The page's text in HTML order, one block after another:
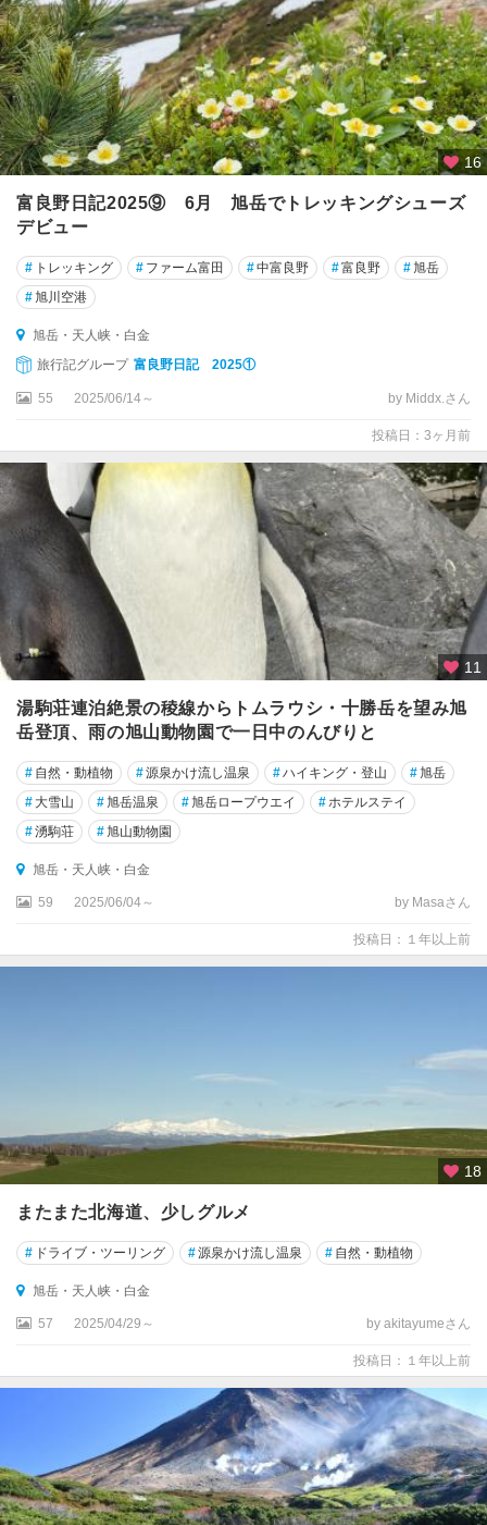
16
富良野日記2025⑨ 6月 旭岳でトレッキングシューズ
デビュー
# トレッキング # ファーム富田 #中富良野 #富良野 #旭岳
#旭川空港
旭岳・天人峡・白金
旅行記グループ 富良野日記 2025①
55 2025/06/14～ by Middx.さん
投稿日：3ヶ月前
11
湯駒荘連泊絶景の稜線からトムラウシ・十勝岳を望み旭
岳登頂、雨の旭山動物園で一日中のんびりと
# 自然・動植物 #源泉かけ流し温泉 #ハイキング・登山 #旭岳
# 大雪山 #旭岳温泉 #旭岳ロープウエイ #ホテルステイ
#湧駒荘 #旭山動物園
旭岳・天人峡・白金
59 2025/06/04～ by Masaさん
投稿日：１年以上前
18
またまた北海道、少しグルメ
# ドライブ・ツーリング #源泉かけ流し温泉 # 自然・動植物
旭岳・天人峡・白金
57 2025/04/29～ by akitayumeさん
投稿日：１年以上前